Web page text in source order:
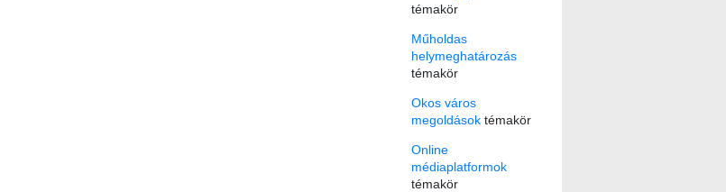
témakör
Műholdas
helymeghatározás
témakör
Okos város
megoldásoktémakör
Online
médiaplatformok
témakör